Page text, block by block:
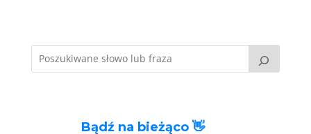
Bądź na bieżąco 👋